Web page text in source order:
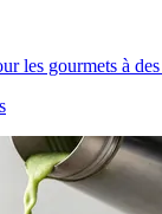
les gourmets à